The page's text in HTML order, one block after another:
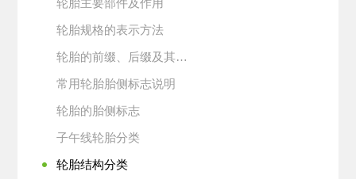
轮胎主要部件及作用
轮胎规格的表示方法
轮胎的前缀、后缀及其…
常用轮胎胎侧标志说明
轮胎的胎侧标志
子午线轮胎分类
轮胎结构分类